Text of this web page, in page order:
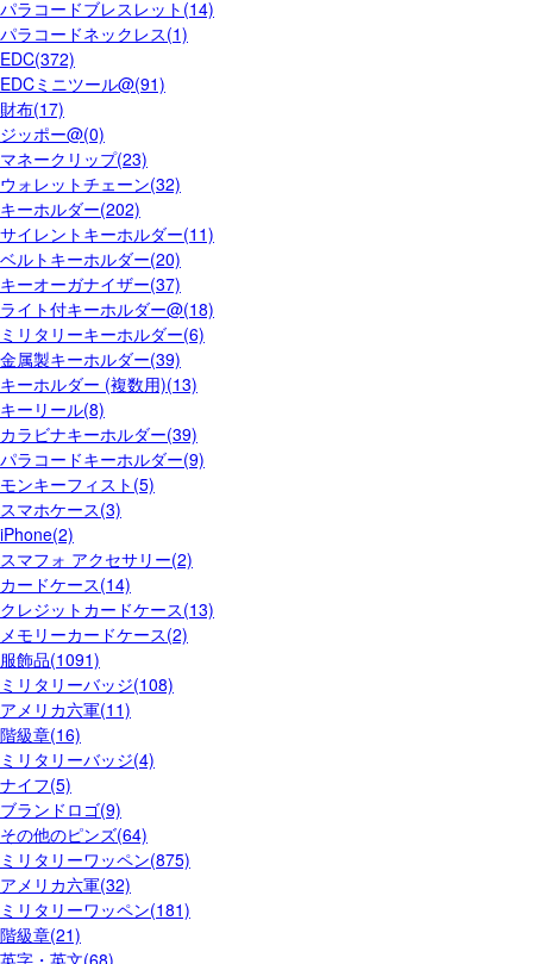
パラコードブレスレット(14)
パラコードネックレス(1)
EDC(372)
EDCミニツール@(91)
財布(17)
ジッポー@(0)
マネークリップ(23)
ウォレットチェーン(32)
キーホルダー(202)
サイレントキーホルダー(11)
ベルトキーホルダー(20)
キーオーガナイザー(37)
ライト付キーホルダー@(18)
ミリタリーキーホルダー(6)
金属製キーホルダー(39)
キーホルダー (複数用)(13)
キーリール(8)
カラビナキーホルダー(39)
パラコードキーホルダー(9)
モンキーフィスト(5)
スマホケース(3)
iPhone(2)
スマフォ アクセサリー(2)
カードケース(14)
クレジットカードケース(13)
メモリーカードケース(2)
服飾品(1091)
ミリタリーバッジ(108)
アメリカ六軍(11)
階級章(16)
ミリタリーバッジ(4)
ナイフ(5)
ブランドロゴ(9)
その他のピンズ(64)
ミリタリーワッペン(875)
アメリカ六軍(32)
ミリタリーワッペン(181)
階級章(21)